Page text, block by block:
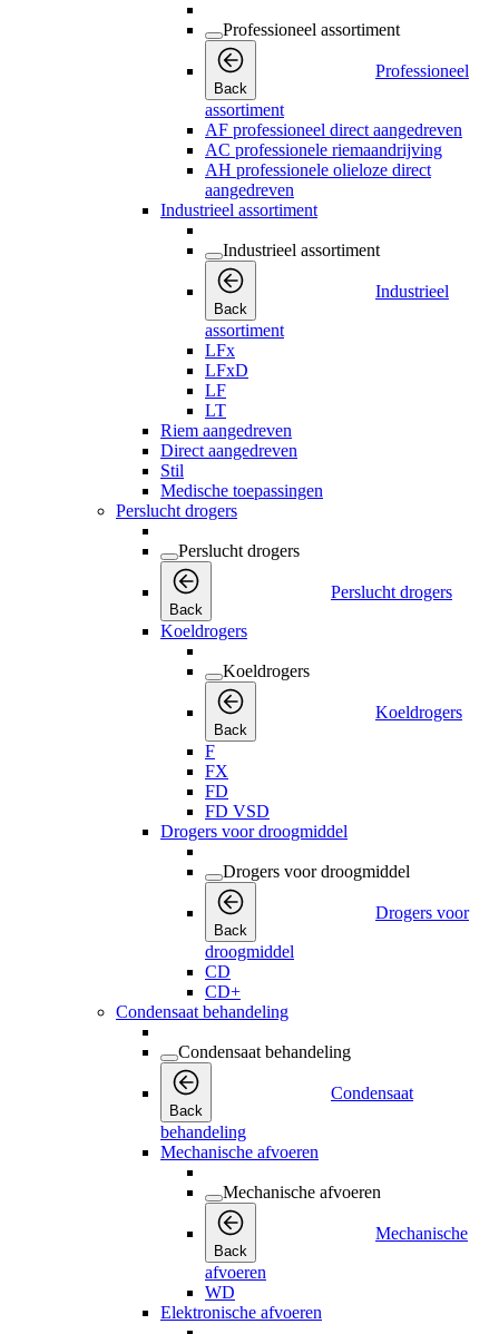
Professioneel assortiment
Back
Professioneel
assortiment
AF professioneel direct aangedreven
AC professionele riemaandrijving
AH professionele olieloze direct
aangedreven
Industrieel assortiment
Industrieel assortiment
Back
Industrieel
assortiment
LFx
LFxD
LF
LT
Riem aangedreven
Direct aangedreven
Stil
Medische toepassingen
Perslucht drogers
Perslucht drogers
Back
Perslucht drogers
Koeldrogers
Koeldrogers
Back
Koeldrogers
F
FX
FD
FD VSD
Drogers voor droogmiddel
Drogers voor droogmiddel
Back
Drogers voor
droogmiddel
CD
CD+
Condensaat behandeling
Condensaat behandeling
Back
Condensaat
behandeling
Mechanische afvoeren
Mechanische afvoeren
Back
Mechanische
afvoeren
WD
Elektronische afvoeren